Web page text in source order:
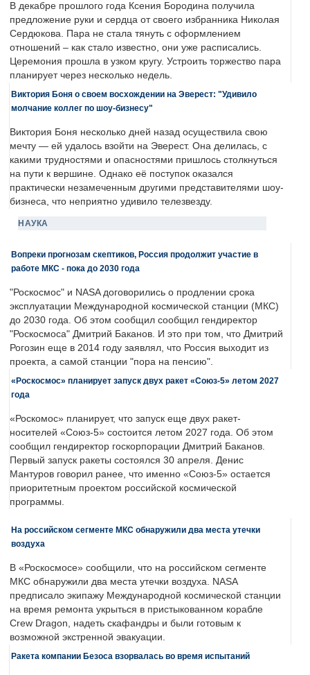
В декабре прошлого года Ксения Бородина получила
предложение руки и сердца от своего избранника Николая
Сердюкова. Пара не стала тянуть с оформлением
отношений – как стало известно, они уже расписались.
Церемония прошла в узком кругу. Устроить торжество пара
планирует через несколько недель.
Виктория Боня о своем восхождении на Эверест: "Удивило
молчание коллег по шоу-бизнесу"
Виктория Боня несколько дней назад осуществила свою
мечту — ей удалось взойти на Эверест. Она делилась, с
какими трудностями и опасностями пришлось столкнуться
на пути к вершине. Однако её поступок оказался
практически незамеченным другими представителями шоу-
бизнеса, что неприятно удивило телезвезду.
НАУКА
Вопреки прогнозам скептиков, Россия продолжит участие в
работе МКС - пока до 2030 года
"Роскосмос" и NASA договорились о продлении срока
эксплуатации Международной космической станции (МКС)
до 2030 года. Об этом сообщил сообщил гендиректор
"Роскосмоса" Дмитрий Баканов. И это при том, что Дмитрий
Рогозин еще в 2014 году заявлял, что Россия выходит из
проекта, а самой станции "пора на пенсию".
«Роскосмос» планирует запуск двух ракет «Союз-5» летом 2027
года
«Роскомос» планирует, что запуск еще двух ракет-
носителей «Союз-5» состоится летом 2027 года. Об этом
сообщил гендиректор госкорпорации Дмитрий Баканов.
Первый запуск ракеты состоялся 30 апреля. Денис
Мантуров говорил ранее, что именно «Союз-5» остается
приоритетным проектом российской космической
программы.
На российском сегменте МКС обнаружили два места утечки
воздуха
В «Роскосмосе» сообщили, что на российском сегменте
МКС обнаружили два места утечки воздуха. NASA
предписало экипажу Международной космической станции
на время ремонта укрыться в пристыкованном корабле
Crew Dragon, надеть скафандры и были готовым к
возможной экстренной эвакуации.
Ракета компании Безоса взорвалась во время испытаний